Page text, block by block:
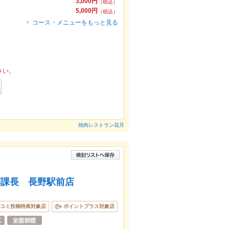
（税込）
5,000円 （税込）
コース・メニューをもっと見る
。
焼肉レストラン花月
長 長野駅前店
ミ投稿特典対象店 ポイントプラス対象店